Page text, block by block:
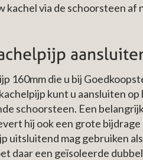
kachel via de schoorsteen
160mm die u bij
kunt u aansluiten
schoorsteen. Een
hij ook een grote
uitsluitend mag gebruiken
daar een geïsoleerde